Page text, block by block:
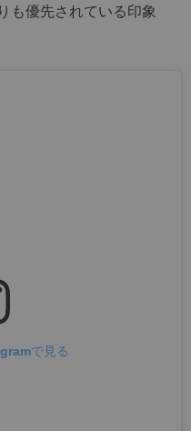
も優先されている印象
で見る